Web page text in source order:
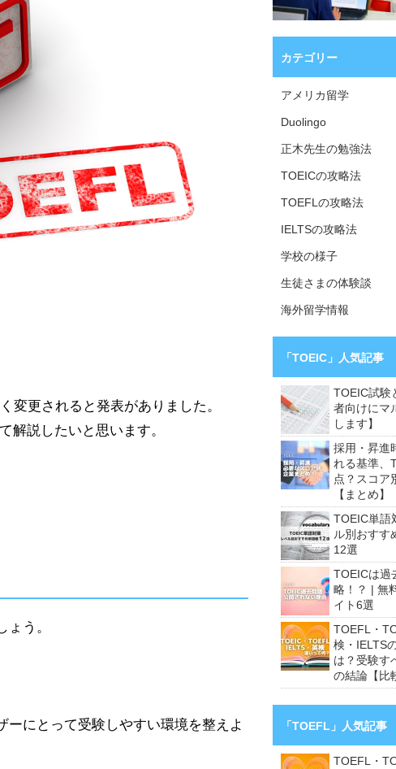
変更されると発表がありました。
解説したいと思います。
う。
にとって受験しやすい環境を整えよ
カテゴリー
アメリカ留学
Duolingo
正木先生の勉強法
TOEICの攻略法
TOEFLの攻略法
IELTSの攻略法
学校の様子
生徒さまの体験談
海外留学情報
「TOEIC」人気記事
TOEIC試験
者向けにマ
します】
採用・昇進
れる基準、
点？スコア
【まとめ】
TOEIC単語
ル別おすす
12選
TOEICは過
略！？ | 無
イト6選
TOEFL・
検・IELTS
は？受験す
の結論【比
「TOEFL」人気記事
TOEFL・